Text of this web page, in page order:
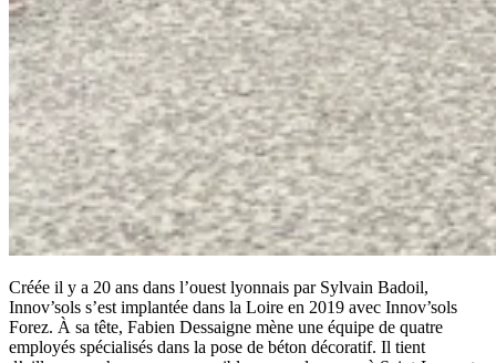
Créée il y a 20 ans dans l’ouest lyonnais par Sylvain Badoil,
Innov’sols s’est implantée dans la Loire en 2019 avec Innov’sols
Forez. À sa tête, Fabien Dessaigne mène une équipe de quatre
employés spécialisés dans la pose de béton décoratif. Il tient